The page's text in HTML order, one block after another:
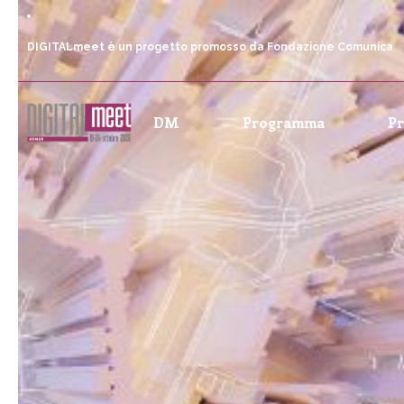
DIGITALmeet è un progetto promosso da Fondazione Comunica
DM Programma